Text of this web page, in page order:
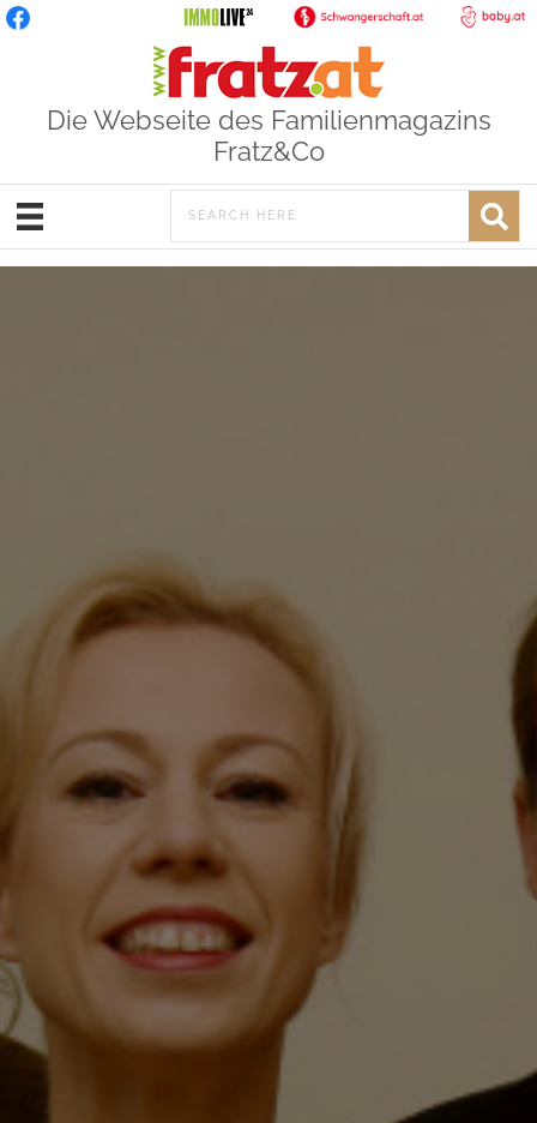
Die Webseite des Familienmagazins
Fratz&Co